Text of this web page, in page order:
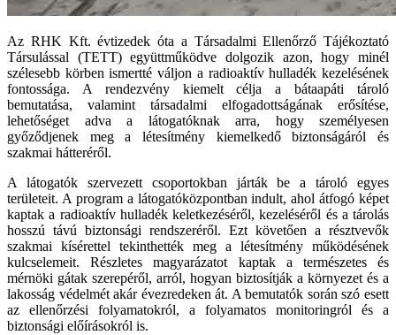
Az RHK Kft. évtizedek óta a Társadalmi Ellenőrző Tájékoztató
Társulással (TETT) együttműködve dolgozik azon, hogy minél
szélesebb körben ismertté váljon a radioaktív hulladék kezelésének
fontossága. A rendezvény kiemelt célja a bátaapáti tároló
bemutatása, valamint társadalmi elfogadottságának erősítése,
lehetőséget adva a látogatóknak arra, hogy személyesen
győződjenek meg a létesítmény kiemelkedő biztonságáról és
szakmai hátteréről.
A látogatók szervezett csoportokban járták be a tároló egyes
területeit. A program a látogatóközpontban indult, ahol átfogó képet
kaptak a radioaktív hulladék keletkezéséről, kezeléséről és a tárolás
hosszú távú biztonsági rendszeréről. Ezt követően a résztvevők
szakmai kísérettel tekinthették meg a létesítmény működésének
kulcselemeit. Részletes magyarázatot kaptak a természetes és
mérnöki gátak szerepéről, arról, hogyan biztosítják a környezet és a
lakosság védelmét akár évezredeken át. A bemutatók során szó esett
az ellenőrzési folyamatokról, a folyamatos monitoringról és a
biztonsági előírásokról is.